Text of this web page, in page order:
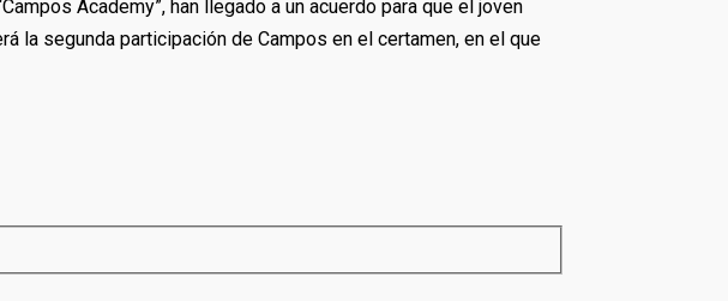
Academy”, han llegado a un acuerdo para que el joven
la segunda participación de Campos en el certamen, en el que